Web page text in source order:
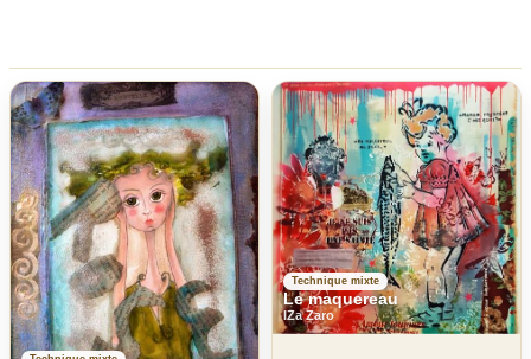
Technique mixte
Le maquereau
IZa Zaro